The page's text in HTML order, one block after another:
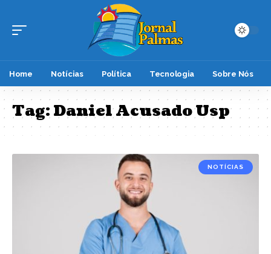
Home Notícias Política Tecnologia Sobre Nós
Tag:Daniel Acusado Usp
NOTÍCIAS